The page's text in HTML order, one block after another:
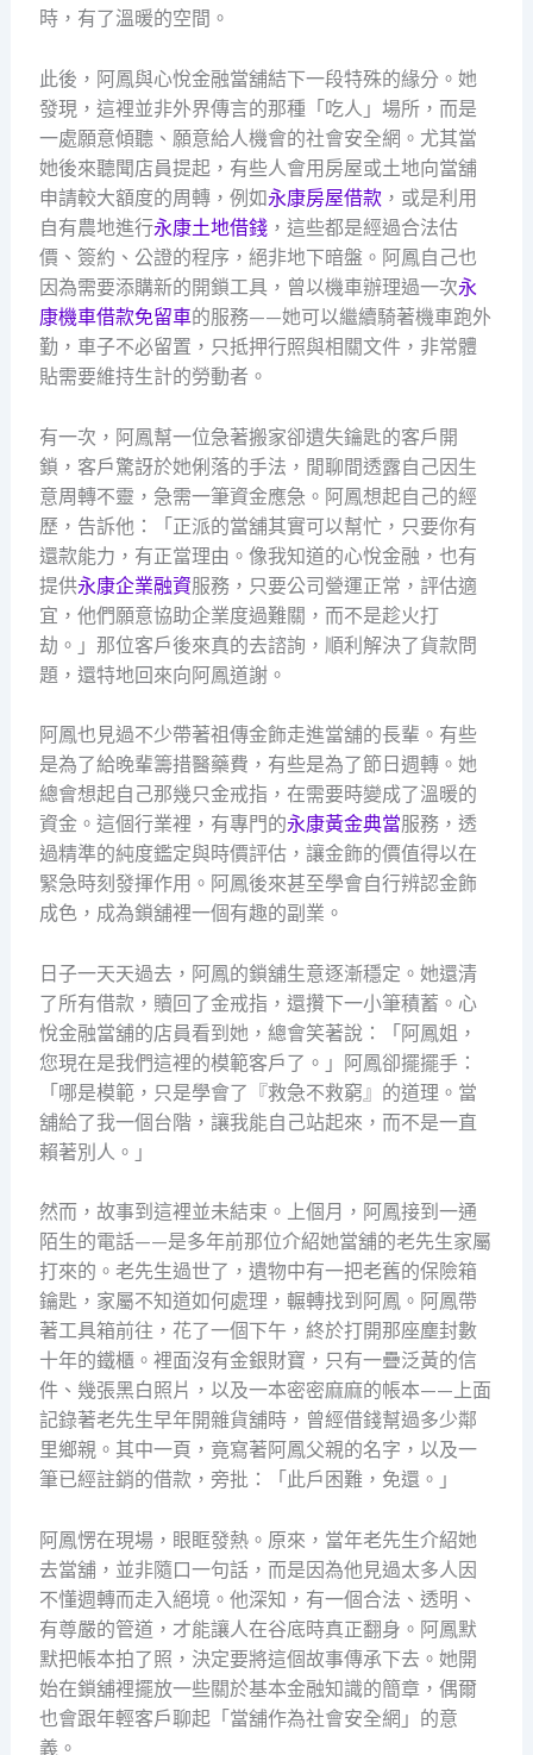
時，有了溫暖的空間。
此後，阿鳳與心悅金融當舖結下一段特殊的緣分。她
發現，這裡並非外界傳言的那種「吃人」場所，而是
一處願意傾聽、願意給人機會的社會安全網。尤其當
她後來聽聞店員提起，有些人會用房屋或土地向當舖
申請較大額度的周轉，例如永康房屋借款，或是利用
自有農地進行永康土地借錢，這些都是經過合法估
價、簽約、公證的程序，絕非地下暗盤。阿鳳自己也
因為需要添購新的開鎖工具，曾以機車辦理過一次永
康機車借款免留車的服務——她可以繼續騎著機車跑外
勤，車子不必留置，只抵押行照與相關文件，非常體
貼需要維持生計的勞動者。
有一次，阿鳳幫一位急著搬家卻遺失鑰匙的客戶開
鎖，客戶驚訝於她俐落的手法，閒聊間透露自己因生
意周轉不靈，急需一筆資金應急。阿鳳想起自己的經
歷，告訴他：「正派的當舖其實可以幫忙，只要你有
還款能力，有正當理由。像我知道的心悅金融，也有
提供永康企業融資服務，只要公司營運正常，評估適
宜，他們願意協助企業度過難關，而不是趁火打
劫。」那位客戶後來真的去諮詢，順利解決了貨款問
題，還特地回來向阿鳳道謝。
阿鳳也見過不少帶著祖傳金飾走進當舖的長輩。有些
是為了給晚輩籌措醫藥費，有些是為了節日週轉。她
總會想起自己那幾只金戒指，在需要時變成了溫暖的
資金。這個行業裡，有專門的永康黃金典當服務，透
過精準的純度鑑定與時價評估，讓金飾的價值得以在
緊急時刻發揮作用。阿鳳後來甚至學會自行辨認金飾
成色，成為鎖舖裡一個有趣的副業。
日子一天天過去，阿鳳的鎖舖生意逐漸穩定。她還清
了所有借款，贖回了金戒指，還攢下一小筆積蓄。心
悅金融當舖的店員看到她，總會笑著說：「阿鳳姐，
您現在是我們這裡的模範客戶了。」阿鳳卻擺擺手：
「哪是模範，只是學會了『救急不救窮』的道理。當
舖給了我一個台階，讓我能自己站起來，而不是一直
賴著別人。」
然而，故事到這裡並未結束。上個月，阿鳳接到一通
陌生的電話——是多年前那位介紹她當舖的老先生家屬
打來的。老先生過世了，遺物中有一把老舊的保險箱
鑰匙，家屬不知道如何處理，輾轉找到阿鳳。阿鳳帶
著工具箱前往，花了一個下午，終於打開那座塵封數
十年的鐵櫃。裡面沒有金銀財寶，只有一疊泛黃的信
件、幾張黑白照片，以及一本密密麻麻的帳本——上面
記錄著老先生早年開雜貨舖時，曾經借錢幫過多少鄰
里鄉親。其中一頁，竟寫著阿鳳父親的名字，以及一
筆已經註銷的借款，旁批：「此戶困難，免還。」
阿鳳愣在現場，眼眶發熱。原來，當年老先生介紹她
去當舖，並非隨口一句話，而是因為他見過太多人因
不懂週轉而走入絕境。他深知，有一個合法、透明、
有尊嚴的管道，才能讓人在谷底時真正翻身。阿鳳默
默把帳本拍了照，決定要將這個故事傳承下去。她開
始在鎖舖裡擺放一些關於基本金融知識的簡章，偶爾
也會跟年輕客戶聊起「當舖作為社會安全網」的意
義。